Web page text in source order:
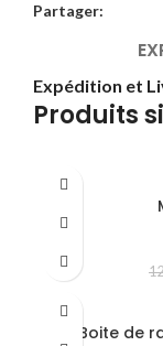
Partager:
Expédition et
Produits
Boite de